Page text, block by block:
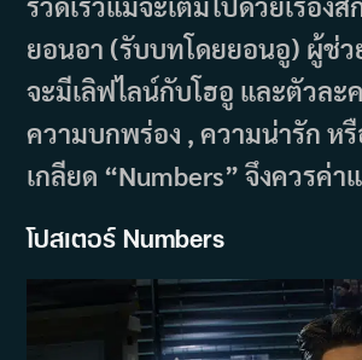
ยอนอา (รับบทโดยยอนอู) ผู้ช่ว
จะมีเลิฟไลน์กับโฮอู และตัวละ
ความบกพร่อง , ความน่ารัก ห
เกลียด “Numbers” จึงควรค่า
โปสเตอร์ Numbers